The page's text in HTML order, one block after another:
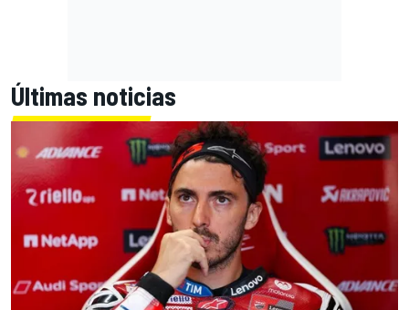
Últimas noticias